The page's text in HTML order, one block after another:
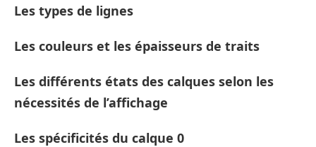
Les types de lignes
Les couleurs et les épaisseurs de traits
Les différents états des calques selon les
nécessités de l’affichage
Les spécificités du calque 0